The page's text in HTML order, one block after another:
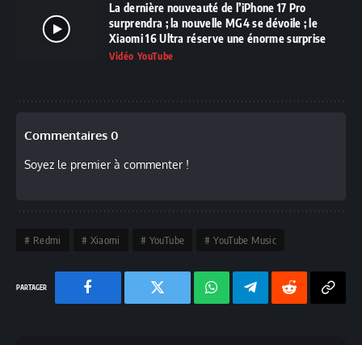
La dernière nouveauté de l’iPhone 17 Pro
surprendra ; la nouvelle MG4 se dévoile ; le
Xiaomi 16 Ultra réserve une énorme surprise
Vidéo YouTube
Commentaires 0
Soyez le premier à commenter !
Redmi Xiaomi YouTube YouTube Music
Facebook Twitter
Chaine
TelegramReddit